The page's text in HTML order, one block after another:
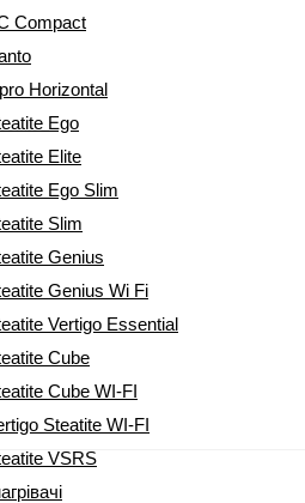
Compact
Horizontal
Ego
Elite
Ego Slim
Slim
Genius
Genius Wi Fi
Vertigo Essential
Cube
Cube WI-FI
Steatite WI-FI
VSRS
Steatite Genius
3E-CW